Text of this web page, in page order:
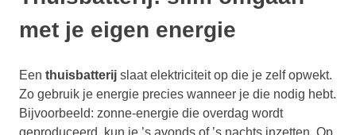
met je eigen energie
Een thuisbatterij slaat elektriciteit op die je zelf opwekt.
Zo gebruik je energie precies wanneer je die nodig hebt.
Bijvoorbeeld: zonne-energie die overdag wordt
geproduceerd, kun je ’s avonds of ’s nachts inzetten. Op